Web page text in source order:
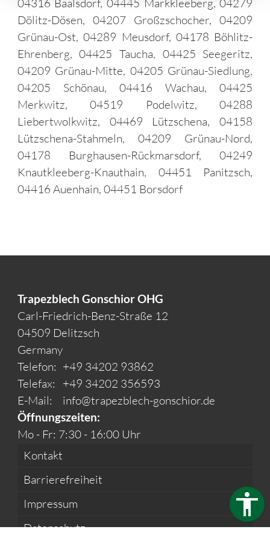
Dölitz-Dösen, 04207 Großzschocher, 04209
Grünau-Ost, 04289 Meusdorf, 04178 Böhlitz-
Ehrenberg, 04425 Taucha, 04425 Seegeritz,
04209 Grünau-Mitte, 04205 Grünau-Siedlung,
04205 Schönau, 04416 Wachau, 04425
Merkwitz, 04519 Podelwitz, 04288
Liebertwolkwitz, 04469 Lützschena, 04158
Lützschena-Stahmeln, 04209 Grünau-Nord,
04178 Burghausen-Rückmarsdorf, 04249
Knautkleeberg-Knauthain, 04451 Panitzsch,
04416 Auenhain, 04451 Borsdorf
Trapezblech Gonschior OHG
Carl-Friedrich-Benz-Straße 12
04509 Delitzsch
Germany
Telefon: +49 34202 93862
Telefax:
+49 34202 356593
E-Mail:
info@trapezblech-gonschior.de
Öffnungszeiten:
Mo - Fr: 7:30 - 16:00 Uhr
Kontakt
Barrierefreiheit
Impressum
Datenschutz